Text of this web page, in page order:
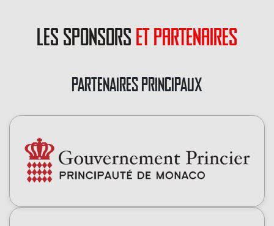
les sponsors et partenaires
PARTENAIRES PRINCIPAUX